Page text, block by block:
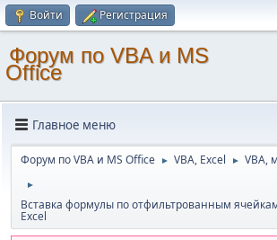
Войти Регистрация
Форум по VBA и MS
Office
Главное меню
Форум по VBA и MS Office ► VBA, Excel ► VBA,
►
Вставка формулы по отфильтрованным
Excel